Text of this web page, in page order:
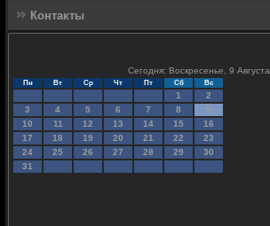
Контакты
Сегодня: Воскресенье, 9 Августа
Пн Вт Ср Чт Пт Сб Вс
1
2
3
4 5 6 7 8
9
10
11 12 13 14 15
16
17
18 19 20 21 22
23
24
25 26 27 28 29
30
31